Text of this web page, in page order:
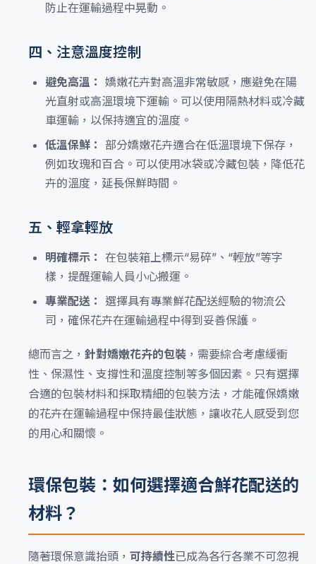
防止在運輸過程中晃動。
四、注意溫度控制
避免高溫： 嬌嫩花卉對高溫非常敏感，應避免在陽
光直射或高溫環境下運輸。可以使用隔熱材料或冷藏
車運輸，以保持適宜的溫度。
低溫保鮮： 部分嬌嫩花卉適合在低溫環境下保存，
例如玫瑰和百合。可以使用冰袋或冷藏包裝，降低花
卉的溫度，延長保鮮時間。
五、輕拿輕放
明確標示： 在包裝箱上標示“易碎”、“輕放”等字
樣，提醒運輸人員小心搬運。
專業配送：
選擇具有專業鮮花配送經驗的物流公
司，確保花卉在運輸過程中得到妥善保護。
總而言之， 針對嬌嫩花卉的包裝 ，需要綜合考慮緩衝
性、保濕性、支撐性和溫度控制等多個因素。只有選擇
合適的包裝材料和採取精細的包裝方法，才能確保嬌嫩
的花卉在運輸過程中保持最佳狀態，讓收花人感受到您
的用心和關懷。
環保包裝：如何選擇適合鮮花配送的
材料？
隨著環保意識抬頭， 可持續性已成為各行各業不可忽視